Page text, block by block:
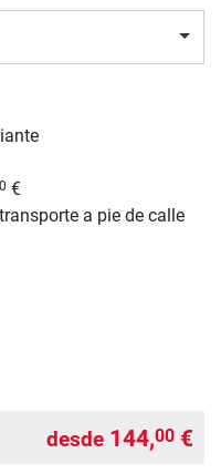
€
a pie de calle
desde 144,00 €